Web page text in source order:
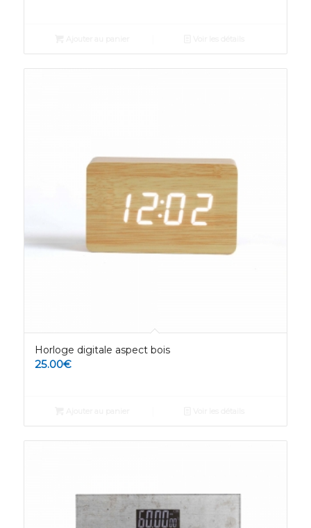
Horloge digitale aspect bois
25.00€